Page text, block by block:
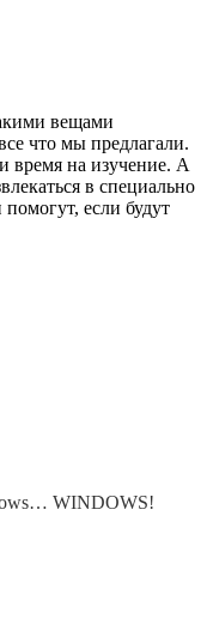
вещами
что мы предлагали.
время на изучение. А
в специально
если будут
WINDOWS!